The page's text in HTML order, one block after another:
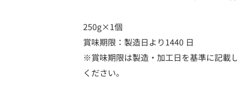
250g×1個
賞味期限：製造日より1440 日
※賞味期限は製造・加工日を基準に記載
ください。